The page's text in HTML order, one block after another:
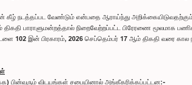
நடத்தப்பட வேண்டும் என்பதை ஆராய்ந்து அறிக்கையிடுவதற்கும்,
பாராளுமன்றத்தால் நிறைவேற்றப்பட்ட பிரேரணை மூலமாக
102 இன் பிரகாரம், 2026 செப்தெம்பர் 17 ஆம் திகதி வரை கால
பின்வரும் விடயங்கள் சபையினால் அங்கீகரிக்கப்பட்டன:-